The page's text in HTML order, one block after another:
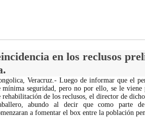
en los reclusos
Veracruz.- Luego de informar que el
mínima seguridad, pero no por ello, se le viene
rehabilitación de los reclusos, el director de
abundo al decir que como parte
a fomentar el box entre la población